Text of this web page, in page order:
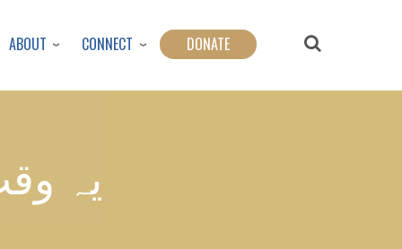
ABOUT CONNECT DONATE
یہ